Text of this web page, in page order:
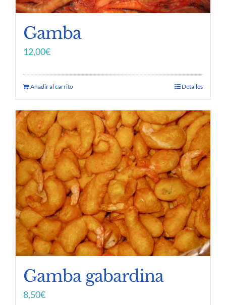
Gamba
12,00€
Añadir al carrito Detalles
Gamba gabardina
8,50€